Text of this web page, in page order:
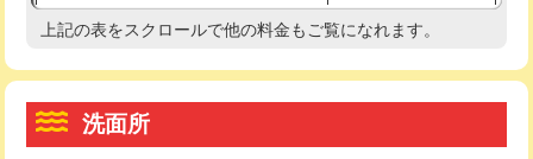
モルタル補修（厚さ10㎝超え） 38,500円
洗面台設置 38,500円
追加人工
給水管工事※（支持金具設置) 5,500円
給水管工事※（保温材使用（バンド止
め込み）)
5,500円
給水管工事※（土の掘削・埋め戻し作
11,000円
高度高圧洗浄換 現地調査
トーラー機使用/3mまで
上記の表をスクロールで他の料金もご覧になれます。
洗面所